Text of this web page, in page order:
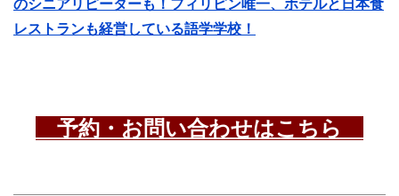
のシニアリピーターも！フィリピン唯一、ホテルと日本食
レストランも経営している語学学校！
予約・お問い合わせはこちら